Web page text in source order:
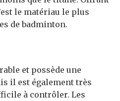
le matériau le plus
de badminton.
et possède une
il est également très
à contrôler. Les